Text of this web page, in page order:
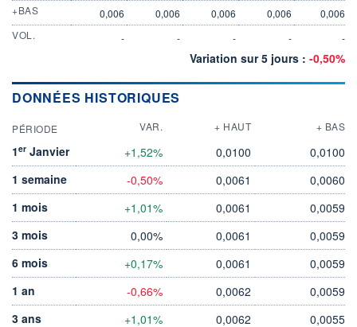
+BAS
0,006 0,006 0,006 0,006
0,006
VOL.
- - - - -
Variation sur 5 jours : -0,50%
DONNÉES HISTORIQUES
PÉRIODE VAR. + HAUT + BAS
1er Janvier +1,52% 0,0100
0,0100
1 semaine
-0,50% 0,0061
0,0060
1 mois
+1,01% 0,0061
0,0059
3 mois
0,00% 0,0061
0,0059
6 mois
+0,17% 0,0061
0,0059
1 an
-0,66% 0,0062
0,0059
3 ans
+1,01% 0,0062
0,0055